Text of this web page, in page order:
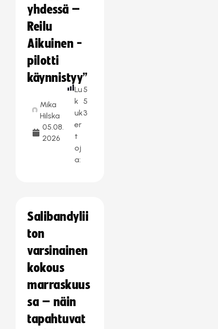
yhdessä –
Reilu
Aikuinen -
pilotti
käynnistyy”
Mika
Hilska
05.08.
2026
Lu
k
uk
er
t
oj
a:
5
5
3
Salibandylii
ton
varsinainen
kokous
marraskuus
sa – näin
tapahtuvat